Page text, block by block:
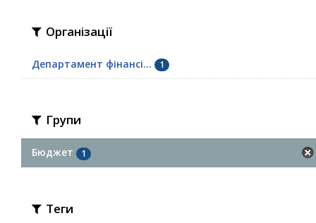
Організації
Департамент фінансі... 1
Групи
Бюджет 1
Теги